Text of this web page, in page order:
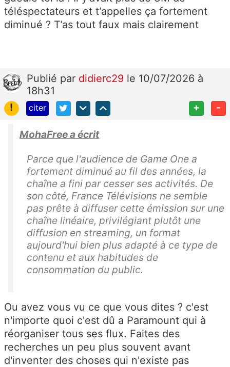
téléspectateurs et t’appelles ça fortement
diminué ? T’as tout faux mais clairement
Publié par didierc29 le 10/07/2026 à
18h31
!
citer + -
MohaFree a écrit
Parce que l'audience de Game One a
fortement diminué au fil des années, la
chaîne a fini par cesser ses activités. De
son côté, France Télévisions ne semble
pas prête à diffuser cette émission sur une
chaîne linéaire, privilégiant plutôt une
diffusion en streaming, un format
aujourd'hui bien plus adapté à ce type de
contenu et aux habitudes de
consommation du public.
Ou avez vous vu ce que vous dites ? c'est
n'importe quoi c'est dû a Paramount qui à
réorganiser tous ses flux. Faites des
recherches un peu plus souvent avant
d'inventer des choses qui n'existe pas